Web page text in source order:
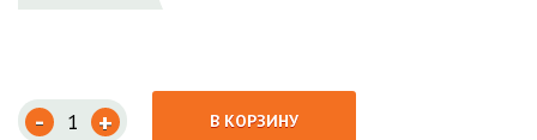
- + В КОРЗИНУ